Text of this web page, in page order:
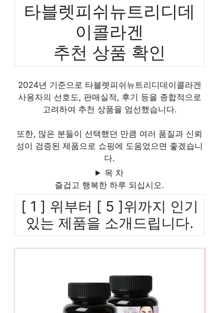
타블렛피쉬뉴트리디데
이콜라겐
추천 상품 확인
2024년 기준으로 타블렛피쉬뉴트리디데이콜라겐
사용자의 선호도, 판매실적, 후기 등을 종합적으로
고려하여 추천 상품을 엄선했습니다.
또한, 많은 분들이 선택했던 만큼 여러 품질과 신뢰
성이 검증된 제품으로 쇼핑에 도움었으면 좋겠습니
다.
목 차
즐겁고 행복한 하루 되십시오.
[ 1 ] 위부터 [ 5 ]위까지 인기
있는 제품을 소개드립니다.